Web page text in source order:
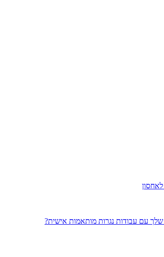
לאחסון
עם עבודות נגרות מותאמות אישית?